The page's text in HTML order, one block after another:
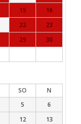
15
16
22
23
29
30
SO
N
5
6
12
13